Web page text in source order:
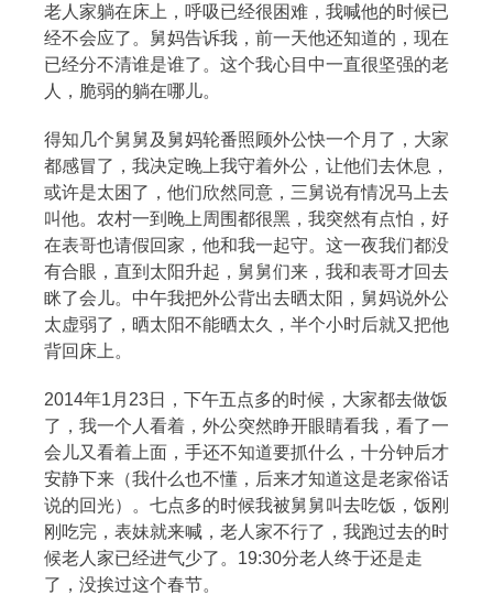
热门分类
生活 音乐 微博 故事 杂志
老人家躺在床上，呼吸已经很困难，我喊他的时候已
经不会应了。舅妈告诉我，前一天他还知道的，现在
已经分不清谁是谁了。这个我心目中一直很坚强的老
人，脆弱的躺在哪儿。
得知几个舅舅及舅妈轮番照顾外公快一个月了，大家
都感冒了，我决定晚上我守着外公，让他们去休息，
或许是太困了，他们欣然同意，三舅说有情况马上去
叫他。农村一到晚上周围都很黑，我突然有点怕，好
在表哥也请假回家，他和我一起守。这一夜我们都没
有合眼，直到太阳升起，舅舅们来，我和表哥才回去
眯了会儿。中午我把外公背出去晒太阳，舅妈说外公
太虚弱了，晒太阳不能晒太久，半个小时后就又把他
背回床上。
2014年1月23日，下午五点多的时候，大家都去做饭
了，我一个人看着，外公突然睁开眼睛看我，看了一
会儿又看着上面，手还不知道要抓什么，十分钟后才
安静下来（我什么也不懂，后来才知道这是老家俗话
说的回光）。七点多的时候我被舅舅叫去吃饭，饭刚
刚吃完，表妹就来喊，老人家不行了，我跑过去的时
候老人家已经进气少了。19:30分老人终于还是走
了，没挨过这个春节。